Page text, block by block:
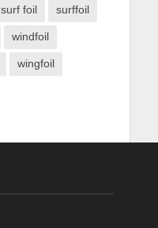
surf foil surffoil
windfoil
wingfoil